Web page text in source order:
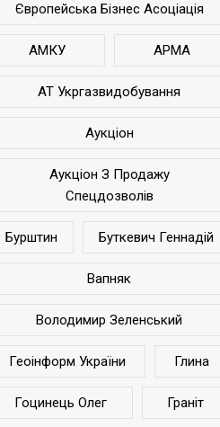
Європейська Бізнес Асоціація
АМКУ АРМА
АТ Укргазвидобування
Аукціон
Аукціон З Продажу
Спецдозволів
Бурштин Буткевич Геннадій
Вапняк
Володимир Зеленський
Геоінформ України Глина
Гоцинець Олег Граніт